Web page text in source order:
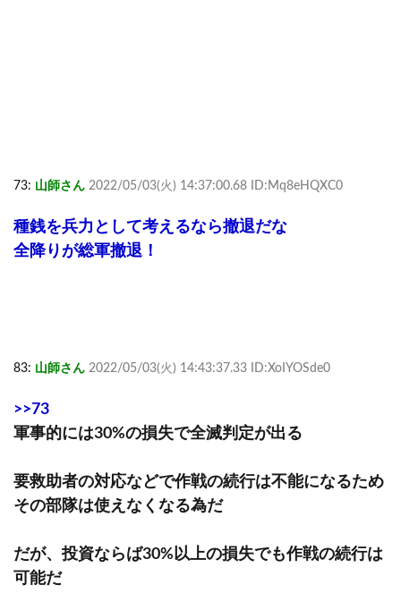
73: 山師さん 2022/05/03(火) 14:37:00.68 ID:Mq8eHQXC0
種銭を兵力として考えるなら撤退だな
全降りが総軍撤退！
83: 山師さん 2022/05/03(火) 14:43:37.33 ID:XoIYOSde0
>>73
軍事的には30%の損失で全滅判定が出る
要救助者の対応などで作戦の続行は不能になるため
その部隊は使えなくなる為だ
だが、投資ならば30%以上の損失でも作戦の続行は
可能だ